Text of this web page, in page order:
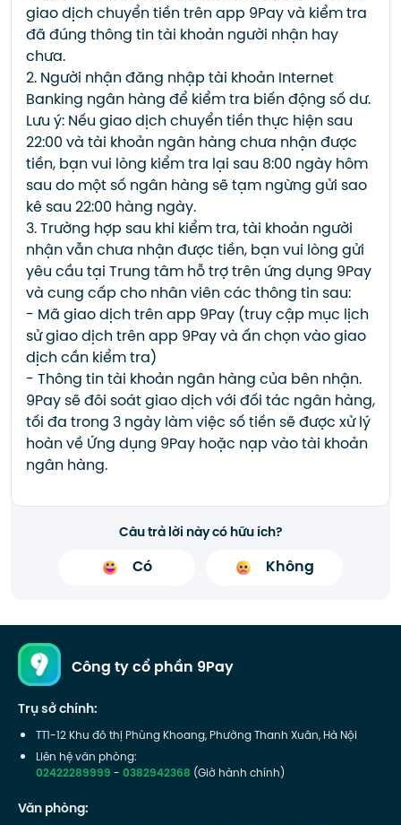
giao dịch chuyển tiền trên app 9Pay và kiểm tra
đã đúng thông tin tài khoản người nhận hay
chưa.
2. Người nhận đăng nhập tài khoản Internet
Banking ngân hàng để kiểm tra biến động số dư.
Lưu ý: Nếu giao dịch chuyển tiền thực hiện sau
22:00 và tài khoản ngân hàng chưa nhận được
tiền, bạn vui lòng kiểm tra lại sau 8:00 ngày hôm
sau do một số ngân hàng sẽ tạm ngừng gửi sao
kê sau 22:00 hàng ngày.
3. Trường hợp sau khi kiểm tra, tài khoản người
nhận vẫn chưa nhận được tiền, bạn vui lòng gửi
yêu cầu tại Trung tâm hỗ trợ trên ứng dụng 9Pay
và cung cấp cho nhân viên các thông tin sau:
- Mã giao dịch trên app 9Pay (truy cập mục lịch
sử giao dịch trên app 9Pay và ấn chọn vào giao
dịch cần kiểm tra)
- Thông tin tài khoản ngân hàng của bên nhận.
9Pay sẽ đôi soát giao dịch với đối tác ngân hàng,
tối đa trong 3 ngày làm việc số tiền sẽ được xử lý
hoàn về Ứng dụng 9Pay hoặc nạp vào tài khoản
ngân hàng.
Câu trả lời này có hữu ích?
Có Không
Công ty cổ phần 9Pay
Trụ sở chính:
TT1-12 Khu đô thị Phùng Khoang, Phường Thanh Xuân, Hà Nội
Liên hệ văn phòng:
02422289999-0382942368 (Giờ hành chính)
Văn phòng: